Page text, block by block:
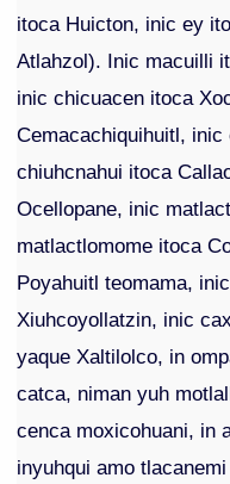
itoca Huicton, inic ey
Atlahzol). Inic macuilli
inic chicuacen itoca
Cemacachiquihuitl,
chiuhcnahui itoca
Ocellopane, inic
matlactlomome itoca
Poyahuitl teomama,
Xiuhcoyollatzin, inic
yaque Xaltilolco, in
catca, niman yuh
cenca moxicohuani, in
inyuhqui amo